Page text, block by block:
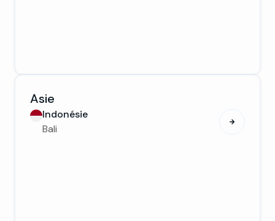
Asie
Indonésie
Bali